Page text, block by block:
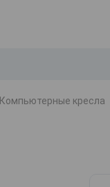
Компьютерные кресла